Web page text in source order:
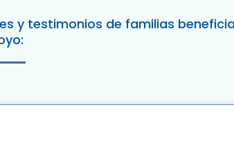
y testimonios de familias